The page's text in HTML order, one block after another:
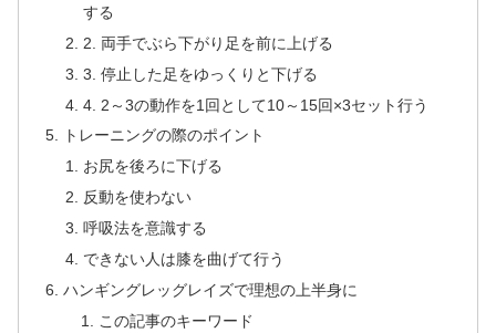
する
2. 両手でぶら下がり足を前に上げる
3. 停止した足をゆっくりと下げる
4. 2～3の動作を1回として10～15回×3セット行う
トレーニングの際のポイント
お尻を後ろに下げる
反動を使わない
呼吸法を意識する
できない人は膝を曲げて行う
ハンギングレッグレイズで理想の上半身に
この記事のキーワード